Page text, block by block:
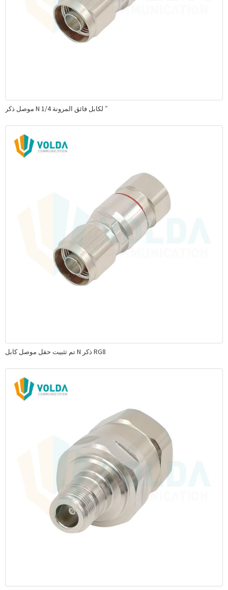
موصل ذكر N لكابل فائق المرونة 1/4 ″
تم تثبيت حقل موصل كابل N ذكر RG8